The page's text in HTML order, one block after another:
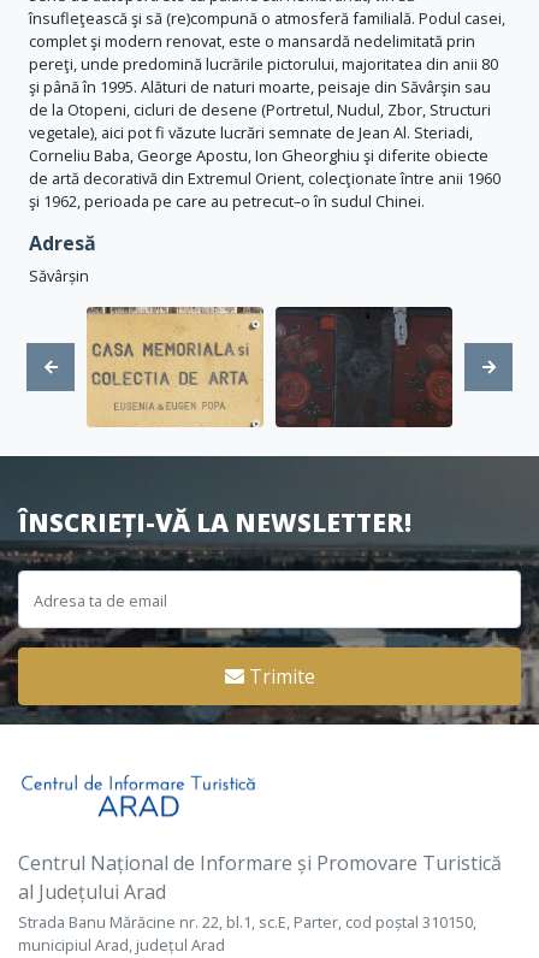
însufleţească şi să (re)compună o atmosferă familială. Podul casei,
complet şi modern renovat, este o mansardă nedelimitată prin
pereţi, unde predomină lucrările pictorului, majoritatea din anii 80
şi până în 1995. Alături de naturi moarte, peisaje din Săvârşin sau
de la Otopeni, cicluri de desene (Portretul, Nudul, Zbor, Structuri
vegetale), aici pot fi văzute lucrări semnate de Jean Al. Steriadi,
Corneliu Baba, George Apostu, Ion Gheorghiu şi diferite obiecte
de artă decorativă din Extremul Orient, colecţionate între anii 1960
şi 1962, perioada pe care au petrecut–o în sudul Chinei.
Adresă
Săvârșin
ÎNSCRIEȚI-VĂ LA NEWSLETTER!
Trimite
Centrul Național de Informare și Promovare Turistică
al Județului Arad
Strada Banu Mărăcine nr. 22, bl.1, sc.E, Parter, cod poștal 310150,
municipiul Arad, județul Arad